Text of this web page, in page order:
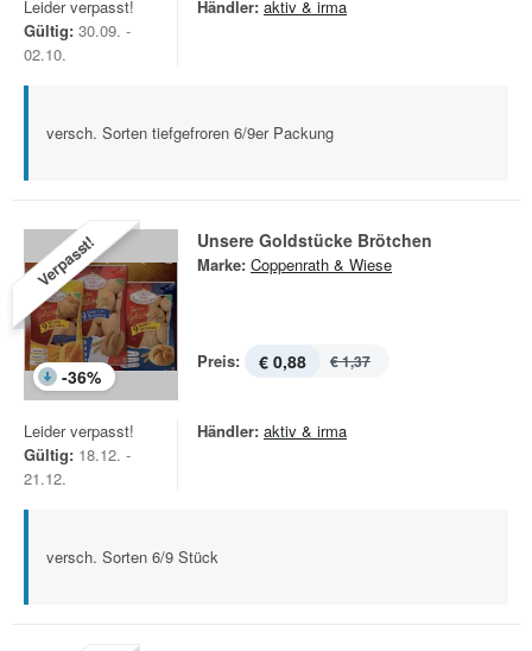
Leider verpasst!
Gültig: 30.09. -
02.10.
Händler: aktiv & irma
versch. Sorten tiefgefroren 6/9er Packung
Verpasst!
-36%
Unsere Goldstücke Brötchen
Marke: Coppenrath & Wiese
Preis: € 0,88 € 1,37
Leider verpasst!
Gültig: 18.12. -
21.12.
Händler: aktiv & irma
versch. Sorten 6/9 Stück